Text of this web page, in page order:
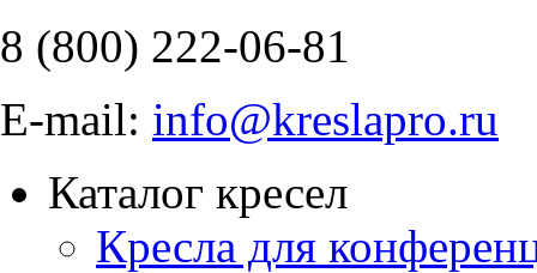
8 (800) 222-06-81
E-mail: info@kreslapro.ru
Каталог кресел
Кресла для